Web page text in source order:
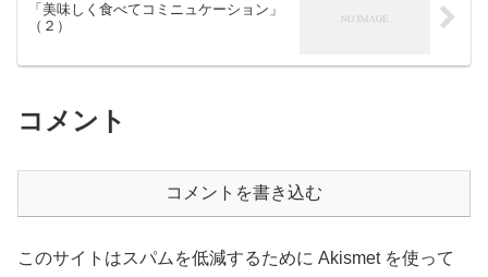
「美味しく食べてコミニュケーション」
（２）
コメント
コメントを書き込む
このサイトはスパムを低減するために Akismet を使って